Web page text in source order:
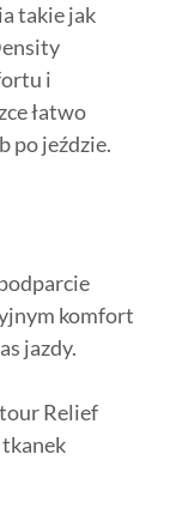
takie jak
i
łatwo
po jeździe.
komfort
jazdy.
Relief
tkanek